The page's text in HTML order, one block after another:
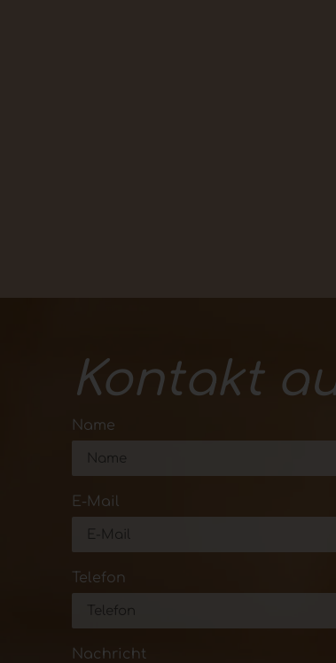
Kontakt
Name
E-Mail
Telefon
Nachricht